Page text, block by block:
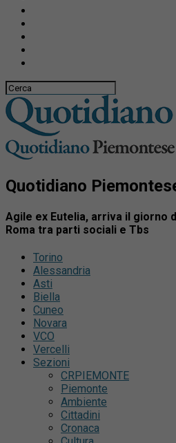
Quotidiano
Agile ex Eutelia, arriva il giorno
Roma tra parti sociali e Tbs
Torino
Alessandria
Asti
Biella
Cuneo
Novara
VCO
Vercelli
Sezioni
CRPIEMONTE
Piemonte
Ambiente
Cittadini
Cronaca